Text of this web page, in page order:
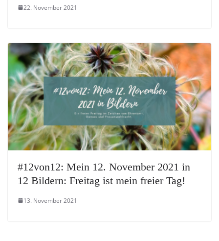
22. November 2021
#12von12: Mein 12. November 2021 in
12 Bildern: Freitag ist mein freier Tag!
13. November 2021